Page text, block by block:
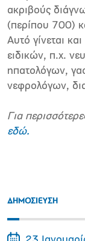
ακριβούς
(περίπου 700)
Αυτό γίνεται
ειδικών, π.χ.
ηπατολόγων,
νεφρολόγων,
Για
εδώ.
ΔΗΜΟΣΙΕΥΣΗ